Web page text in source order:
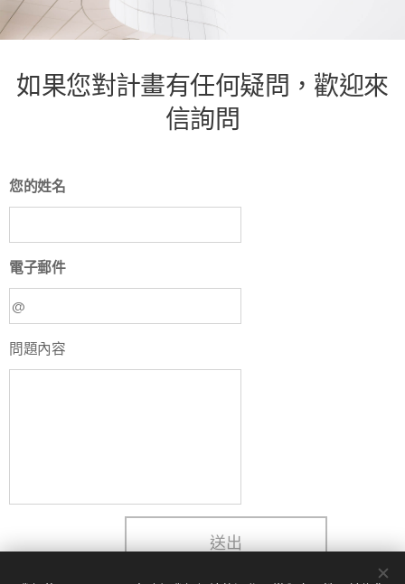
如果您對計畫有任何疑問，歡迎來
信詢問
您的姓名
電子郵件
問題內容
送出